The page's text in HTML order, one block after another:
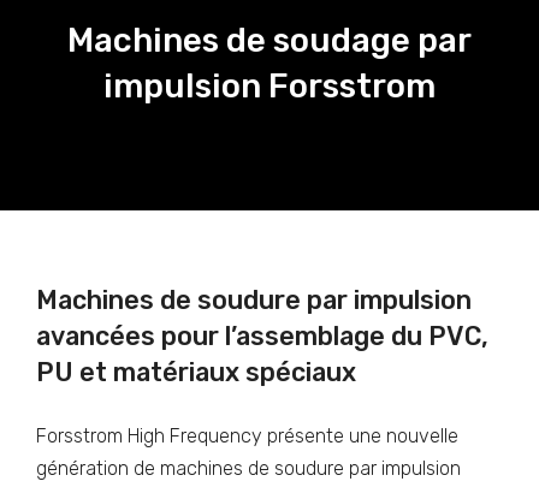
Machines de soudage par
impulsion Forsstrom
Machines de soudure par impulsion
avancées pour l’assemblage du PVC,
PU et matériaux spéciaux
Forsstrom High Frequency présente une nouvelle
génération de machines de soudure par impulsion